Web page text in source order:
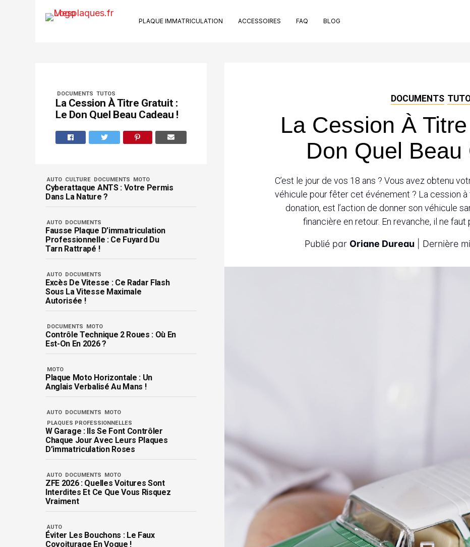
PLAQUE IMMATRICULATION ACCESSOIRES
Bouchon valve de pneu
FAQ BLOG
DOCUMENTS TUTOS
La Cession À Titre Gratuit :
Le Don Quel Beau Cadeau !
AUTO CULTURE DOCUMENTS MOTO
Cyberattaque ANTS : Votre Permis
Dans La Nature ?
AUTO DOCUMENTS
Fausse Plaque D’immatriculation
Professionnelle : Ce Fuyard Du
Tarn Rattrapé !
AUTO DOCUMENTS
Excès De Vitesse : Ce Radar Flash
Sous La Vitesse Maximale
Autorisée !
DOCUMENTS MOTO
Contrôle Technique 2 Roues : Où En
Est-On En 2026 ?
MOTO
Plaque Moto Horizontale : Un
Anglais Verbalisé Au Mans !
AUTO DOCUMENTS
MOTO
PLAQUES PROFESSIONNELLES
W Garage : Ils Se Font Contrôler
Chaque Jour Avec Leurs Plaques
D’immatriculation Roses
AUTO DOCUMENTS MOTO
ZFE 2026 : Quelles Voitures Sont
Interdites Et Ce Que Vous Risquez
Vraiment
AUTO
Éviter Les Bouchons : Le Faux
Covoiturage En Vogue !
DOCUMENTS
La Cession À
Don Quel Beau
C’est le jour de vos 18 ans ? Vous avez obtenu
véhicule pour fêter cet événement ? La cession
donation, est l’action de donner son véhicule
financière en retour. En revanche, il ne faut
Publié par Oriane Dureau | Dernière